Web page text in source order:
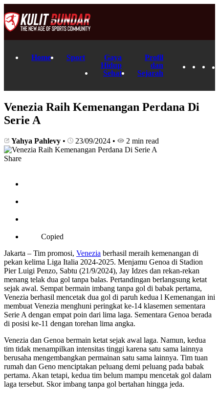
Home Sport
Gaya
Hidup
Sehat
Profil
dan
Sejarah
Venezia Raih Kemenangan Perdana Di
Serie A
Yahya Pahlevy • 23/09/2024 • 2 min read
Share
Copied
Jakarta – Tim promosi, Venezia berhasil meraih kemenangan di
pekan kelima Liga Italia 2024-2025. Menjamu Genoa di Stadion
Pier Luigi Penzo, Sabtu (21/9/2024), Jay Idzes dan rekan-rekan
menang telak dua gol tanpa balas. Pertandingan berlangsung ketat
sejak awal. Sempat bermain imbang tanpa gol di babak pertama,
Venezia berhasil mencetak dua gol di paruh kedua l Kemenangan ini
membuat Venezia menghuni peringkat ke-14 klasemen sementara
Serie A dengan empat poin dari lima laga. Sementara Genoa berada
di posisi ke-11 dengan torehan lima angka.
Venezia dan Genoa bermain ketat sejak awal laga. Namun, kedua
tim tidak menampilkan intensitas tinggi karena satu sama lainnya
berusaha mengembangkan permainan satu sama lainnya. Tim tuan
rumah dan Geno menciptakan peluang demi peluang pada babak
pertama. Akan tetapi, kedua tim belum mampu mencetak gol dalam
laga tersebut. Skor imbang tanpa gol bertahan hingga jeda.